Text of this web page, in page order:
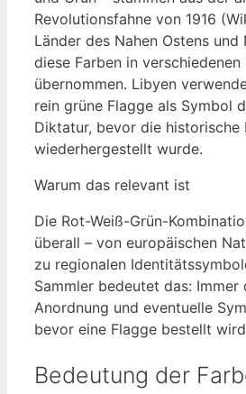
Revolutionsfahne von 1916
Länder des Nahen Ostens
diese Farben in
übernommen. Libyen
rein grüne Flagge als Symbol
Diktatur, bevor die historische
wiederhergestellt wurde.
Warum das relevant ist
Die Rot-Weiß-Grün-
überall – von europäischen
zu regionalen
Sammler bedeutet das: Immer
Anordnung und eventuelle
bevor eine Flagge bestellt
Bedeutung der